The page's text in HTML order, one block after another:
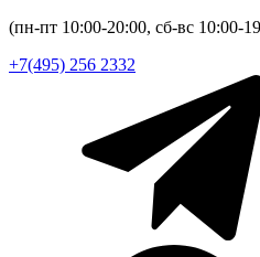
(пн-пт 10:00-20:00, сб-вс 10:00-
+7(495) 256 2332